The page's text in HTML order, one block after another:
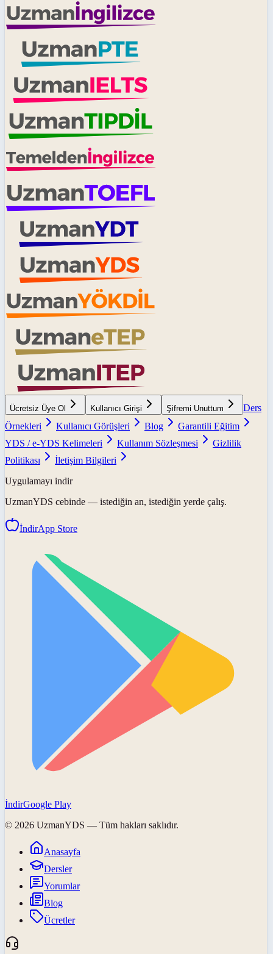
Ücretsiz Üye Ol Kullanıcı Girişi Şifremi Unuttum
Ders
Örnekleri
Kullanıcı Görüşleri Blog
Garantili Eğitim
YDS / e-YDS Kelimeleri
Kullanım Sözleşmesi
Gizlilik
Politikası
İletişim Bilgileri
Uygulamayı indir
UzmanYDS cebinde — istediğin an, istediğin yerde çalış.
İndirApp Store
İndirGoogle Play
© 2026 UzmanYDS — Tüm hakları saklıdır.
Anasayfa
Dersler
Yorumlar
Blog
Ücretler